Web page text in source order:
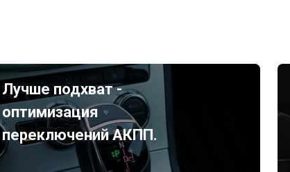
Лучше подхват -
оптимизация
переключений АКПП.